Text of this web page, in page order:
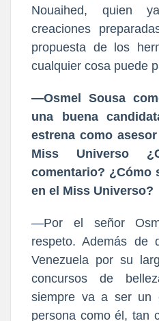
Nouaihed, quien
creaciones
propuesta de los
cualquier cosa puede
—Osmel Sousa
una buena
estrena como
Miss Universo
comentario? ¿Cómo
en el Miss Universo?
—Por el señor
respeto. Además
Venezuela por su
concursos de
siempre va a ser un
persona como él, tan